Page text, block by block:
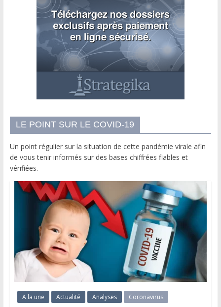
LE POINT SUR LE COVID-19
Un point régulier sur la situation de cette pandémie virale afin
de vous tenir informés sur des bases chiffrées fiables et
vérifiées.
A la une Actualité Analyses Coronavirus